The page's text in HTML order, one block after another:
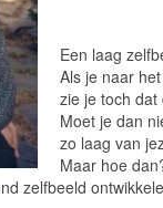
Een laag
Als je naar
zie je toch
Moet je dan
zo laag van
Maar hoe
zelfbeeld